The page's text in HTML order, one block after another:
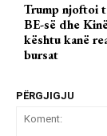
Trump njoftoi
BE-së dhe
kështu kanë
bursat
PËRGJIGJU